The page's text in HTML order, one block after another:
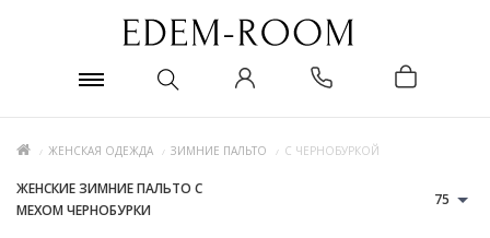
ЖЕНСКАЯ ОДЕЖДА ЗИМНИЕ ПАЛЬТО С ЧЕРНОБУРКОЙ
ЖЕНСКИЕ ЗИМНИЕ ПАЛЬТО С
МЕХОМ ЧЕРНОБУРКИ
75